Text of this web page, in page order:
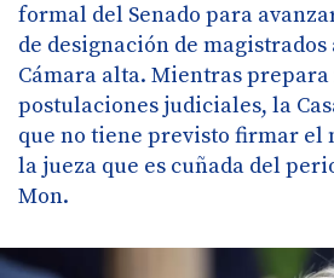
formal del Senado para
de designación de
Cámara alta. Mientras prepara
postulaciones judiciales, la
que no tiene previsto firmar el
la jueza que es cuñada del
Mon.